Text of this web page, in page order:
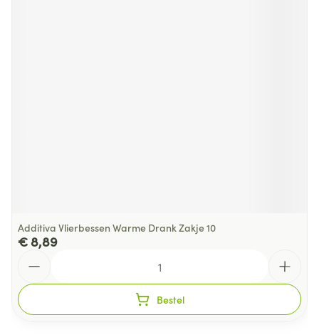
Additiva Vlierbessen Warme Drank Zakje 10
€ 8,89
Bestel